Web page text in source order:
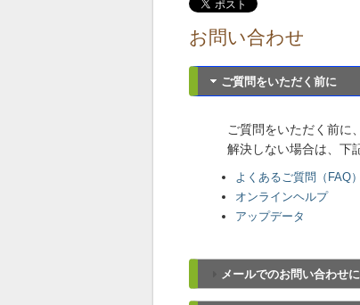
お問い合わせ
ご質問をいただく前に
ご質問をいただく前に
解決しない場合は、下
よくあるご質問（FAQ）
オンラインヘルプ
アップデータ
メールでのお問い合わせ